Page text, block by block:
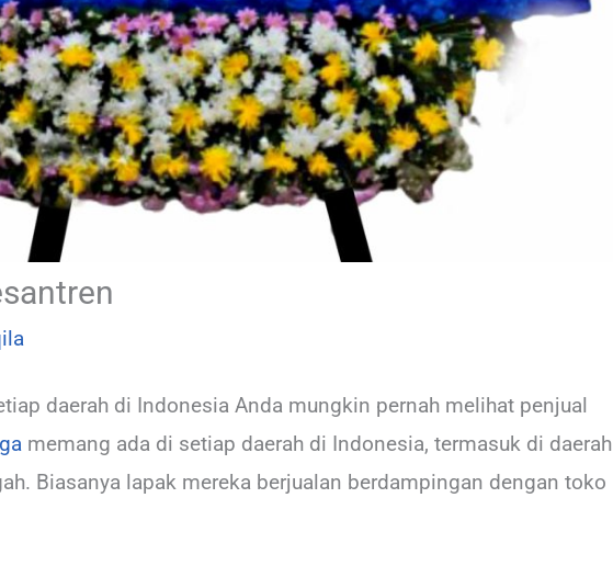
daerah di Indonesia Anda mungkin pernah melihat penjual
memang ada di setiap daerah di Indonesia, termasuk di daerah
Biasanya lapak mereka berjualan berdampingan dengan toko